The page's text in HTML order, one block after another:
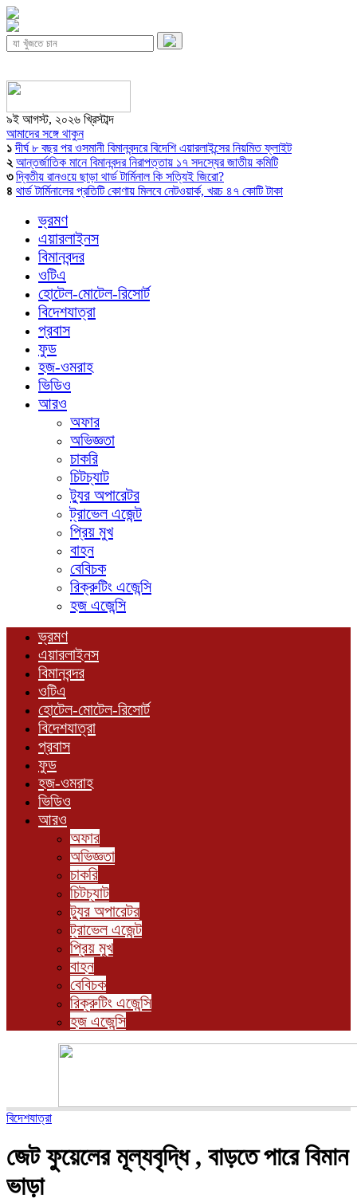
৯ই আগস্ট, ২০২৬ খ্রিস্টাব্দ
আমাদের সঙ্গে থাকুন
১ দীর্ঘ ৮ বছর পর ওসমানী বিমানবন্দরে বিদেশি এয়ারলাইন্সের নিয়মিত ফ্লাইট
২ আন্তর্জাতিক মানে বিমানবন্দর নিরাপত্তায় ১৭ সদস্যের জাতীয় কমিটি
৩ দ্বিতীয় রানওয়ে ছাড়া থার্ড টার্মিনাল কি সত্যিই জিরো?
৪ থার্ড টার্মিনালের প্রতিটি কোণায় মিলবে নেটওয়ার্ক, খরচ ৪৭ কোটি টাকা
ভ্রমণ
এয়ারলাইনস
বিমানবন্দর
ওটিএ
হোটেল-মোটেল-রিসোর্ট
বিদেশযাত্রা
প্রবাস
ফুড
হজ-ওমরাহ
ভিডিও
আরও
অফার
অভিজ্ঞতা
চাকরি
চিটচ্যাট
ট্যুর অপারেটর
ট্রাভেল এজেন্ট
প্রিয় মুখ
বাহন
বেবিচক
রিক্রুটিং এজেন্সি
হজ এজেন্সি
ভ্রমণ
এয়ারলাইনস
বিমানবন্দর
ওটিএ
হোটেল-মোটেল-রিসোর্ট
বিদেশযাত্রা
প্রবাস
ফুড
হজ-ওমরাহ
ভিডিও
আরও
অফার
অভিজ্ঞতা
চাকরি
চিটচ্যাট
ট্যুর অপারেটর
ট্রাভেল এজেন্ট
প্রিয় মুখ
বাহন
বেবিচক
রিক্রুটিং এজেন্সি
হজ এজেন্সি
বিদেশযাত্রা
জেট ফুয়েলের মূল্যবৃদ্ধি , বাড়তে পারে বিমান
ভাড়া